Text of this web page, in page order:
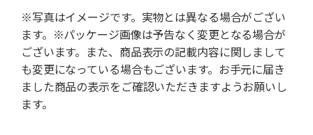
※写真はイメージです。実物とは異なる場合がござい
ます。※パッケージ画像は予告なく変更となる場合が
ございます。また、商品表示の記載内容に関しまして
も変更になっている場合もございます。お手元に届き
ました商品の表示をご確認いただきますようお願いし
ます。